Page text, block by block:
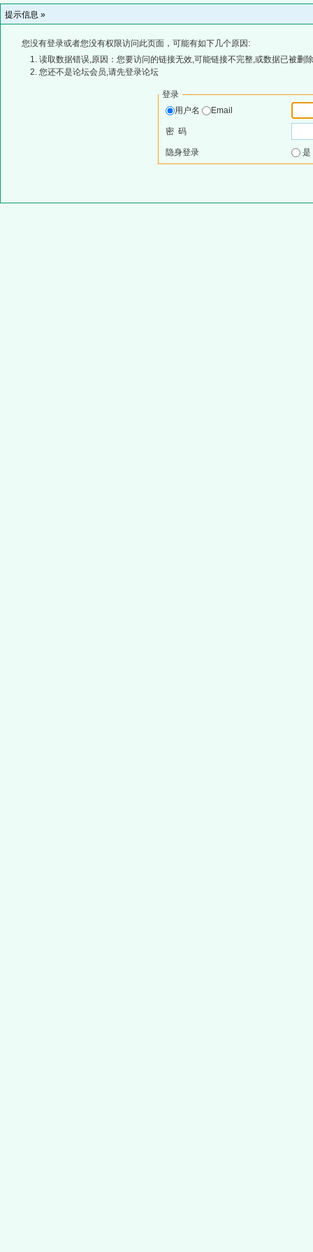
提示信息 »
您没有登录或者您没有权限访问此页面，可能有如下几个原因:
读取数据错误,原因：您要访问的链接无效,可能链接不完整,或数据已被删
您还不是论坛会员,请先登录论坛
登录
用户名
Email
密 码
隐身登录